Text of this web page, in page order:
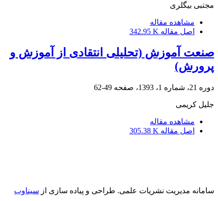
مجتبی بیگلری
مشاهده مقاله
اصل مقاله 342.95 K
صنعت آموزش (تحلیلی انتقادی از آموزش و
پرورش)
دوره 21، شماره 1، 1393، صفحه 49-62
جلیل کریمی
مشاهده مقاله
اصل مقاله 305.38 K
سامانه مدیریت نشریات علمی. طراحی و پیاده سازی از سیناوب